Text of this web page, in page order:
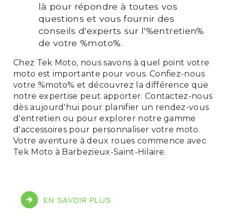
là pour répondre à toutes vos
questions et vous fournir des
conseils d'experts sur l'%entretien%
de votre %moto%.
Chez Tek Moto, nous savons à quel point votre
moto est importante pour vous. Confiez-nous
votre %moto% et découvrez la différence que
notre expertise peut apporter. Contactez-nous
dès aujourd'hui pour planifier un rendez-vous
d'entretien ou pour explorer notre gamme
d'accessoires pour personnaliser votre moto.
Votre aventure à deux roues commence avec
Tek Moto à Barbezieux-Saint-Hilaire.
EN SAVOIR PLUS